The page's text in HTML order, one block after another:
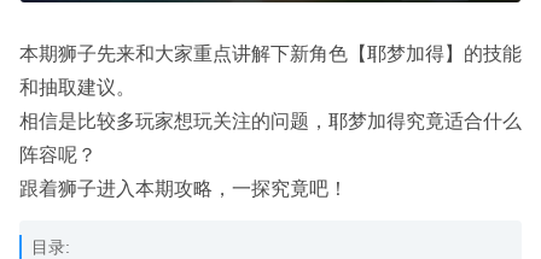
本期狮子先来和大家重点讲解下新角色【耶梦加得】的技能
和抽取建议。
相信是比较多玩家想玩关注的问题，耶梦加得究竟适合什么
阵容呢？
跟着狮子进入本期攻略，一探究竟吧！
目录: